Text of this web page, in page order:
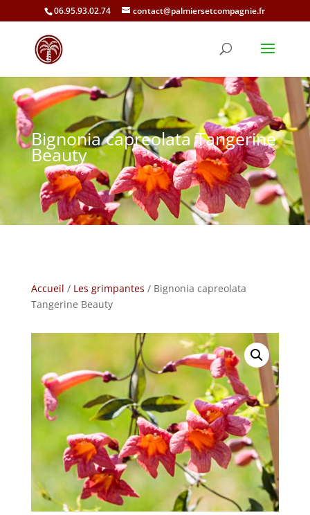
06.95.93.02.74 contact@palmiersetcompagnie.fr
Bignonia capreolata Tangerine
Beauty
Accueil / Les grimpantes / Bignonia capreolata
Tangerine Beauty